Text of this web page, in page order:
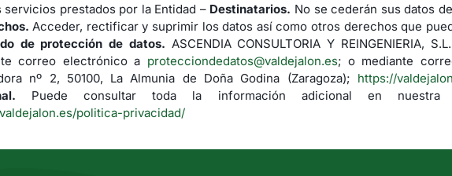
servicios prestados por la Entidad – Destinatarios. No se cederán sus datos
Acceder, rectificar y suprimir los datos así como otros derechos que
de protección de datos. ASCENDIA CONSULTORIA Y REINGENIERIA,
correo electrónico a protecciondedatos@valdejalon.es; o mediante
nº 2, 50100, La Almunia de Doña Godina (Zaragoza); https://
Puede consultar toda la información adicional en
politica-privacidad/